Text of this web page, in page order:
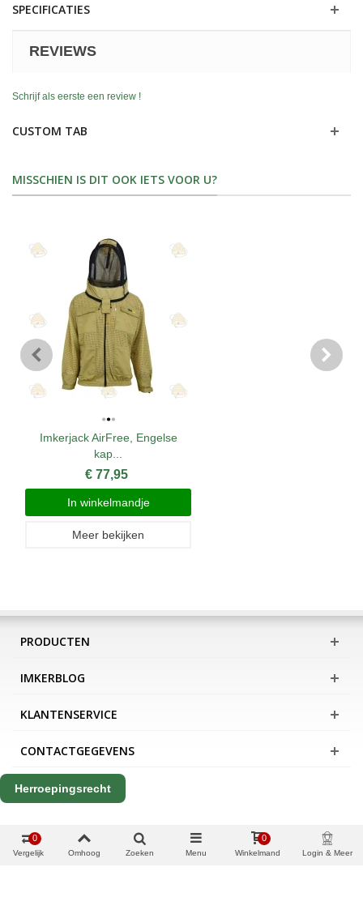
SPECIFICATIES
REVIEWS
Schrijf als eerste een review !
CUSTOM TAB
MISSCHIEN IS DIT OOK IETS VOOR U?
Imkerjack AirFree, Engelse
kap...
€ 77,95
In winkelmandje
Meer bekijken
PRODUCTEN
IMKERBLOG
KLANTENSERVICE
CONTACTGEGEVENS
Herroepingsrecht
Vergelijk
0
Omhoog Zoeken Menu Winkelmand
0
Login & Meer